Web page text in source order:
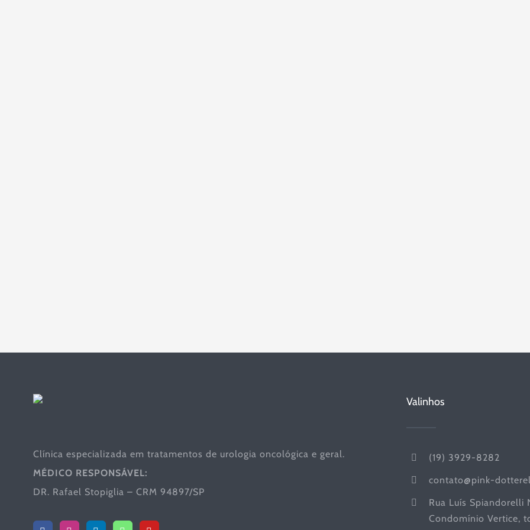
Clínica especializada em tratamentos de urologia oncológica e geral.
MÉDICO RESPONSÁVEL:
DR. Rafael Stopiglia – CRM 94897/SP
Valinhos
(19) 3929-8282
contato@pink-
Rua Luís Spiandorelli
Condomínio Vertice,